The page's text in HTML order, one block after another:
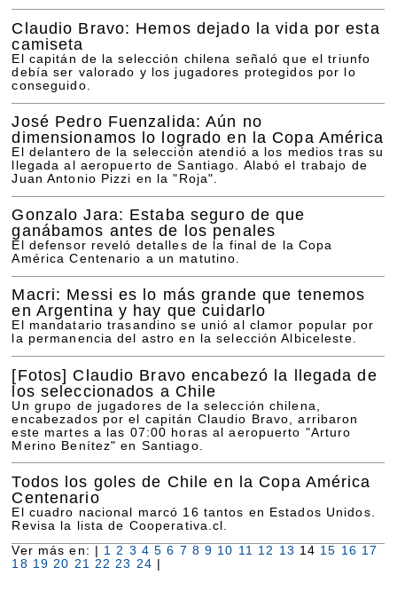
Claudio Bravo: Hemos dejado la vida por esta
camiseta
El capitán de la selección chilena señaló que el triunfo
debía ser valorado y los jugadores protegidos por lo
conseguido.
José Pedro Fuenzalida: Aún no
dimensionamos lo logrado en la Copa América
El delantero de la selección atendió a los medios tras su
llegada al aeropuerto de Santiago. Alabó el trabajo de
Juan Antonio Pizzi en la "Roja".
Gonzalo Jara: Estaba seguro de que
ganábamos antes de los penales
El defensor reveló detalles de la final de la Copa
América Centenario a un matutino.
Macri: Messi es lo más grande que tenemos
en Argentina y hay que cuidarlo
El mandatario trasandino se unió al clamor popular por
la permanencia del astro en la selección Albiceleste.
[Fotos] Claudio Bravo encabezó la llegada de
los seleccionados a Chile
Un grupo de jugadores de la selección chilena,
encabezados por el capitán Claudio Bravo, arribaron
este martes a las 07:00 horas al aeropuerto "Arturo
Merino Benítez" en Santiago.
Todos los goles de Chile en la Copa América
Centenario
El cuadro nacional marcó 16 tantos en Estados Unidos.
Revisa la lista de Cooperativa.cl.
Ver más en: | 1 2 3 4 5 6 7 8 9 10 11 12 13 14 15 16 17
18 19 20 21 22 23 24 |